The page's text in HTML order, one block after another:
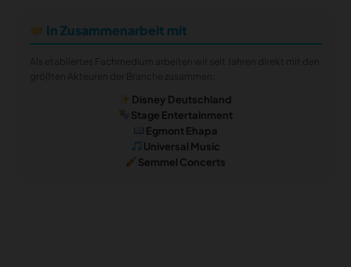
In Zusammenarbeit mit
Disney Deutschland
Stage Entertainment
Egmont Ehapa
Universal Music
Semmel Concerts